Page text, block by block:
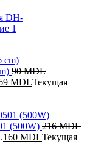
90MDL
MDLТекущая
(500W) 216MDL
160 MDLТекущая